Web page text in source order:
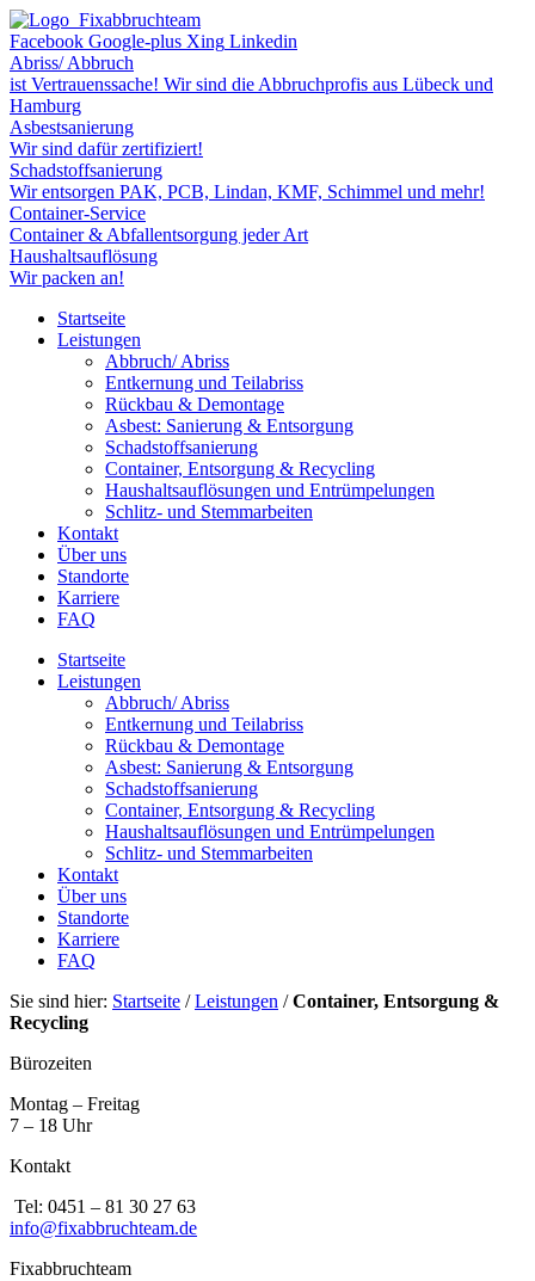
Facebook Google-plus Xing Linkedin
Abriss/ Abbruch
ist Vertrauenssache! Wir sind die Abbruchprofis aus Lübeck und
Hamburg
Asbestsanierung
Wir sind dafür zertifiziert!
Schadstoffsanierung
Wir entsorgen PAK, PCB, Lindan, KMF, Schimmel und mehr!
Container-Service
Container & Abfallentsorgung jeder Art
Haushaltsauflösung
Wir packen an!
Startseite
Leistungen
Abbruch/ Abriss
Entkernung und Teilabriss
Rückbau & Demontage
Asbest: Sanierung & Entsorgung
Schadstoffsanierung
Container, Entsorgung & Recycling
Haushaltsauflösungen und Entrümpelungen
Schlitz- und Stemmarbeiten
Kontakt
Über uns
Standorte
Karriere
FAQ
Startseite
Leistungen
Abbruch/ Abriss
Entkernung und Teilabriss
Rückbau & Demontage
Asbest: Sanierung & Entsorgung
Schadstoffsanierung
Container, Entsorgung & Recycling
Haushaltsauflösungen und Entrümpelungen
Schlitz- und Stemmarbeiten
Kontakt
Über uns
Standorte
Karriere
FAQ
Sie sind hier: Startseite /Leistungen /Container, Entsorgung &
Recycling
Bürozeiten
Montag – Freitag
7 – 18 Uhr
Kontakt
Tel: 0451 – 81 30 27 63
info@fixabbruchteam.de
Fixabbruchteam